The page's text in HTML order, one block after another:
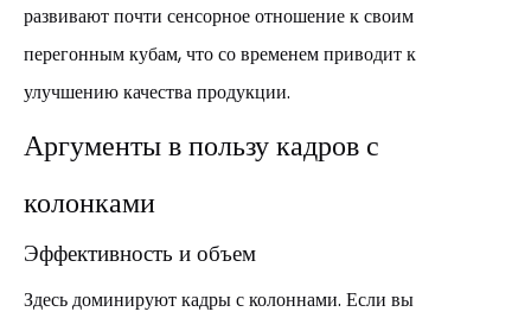
развивают почти сенсорное отношение к своим
перегонным кубам, что со временем приводит к
улучшению качества продукции.
Аргументы в пользу кадров с
колонками
Эффективность и объем
Здесь доминируют кадры с колоннами. Если вы